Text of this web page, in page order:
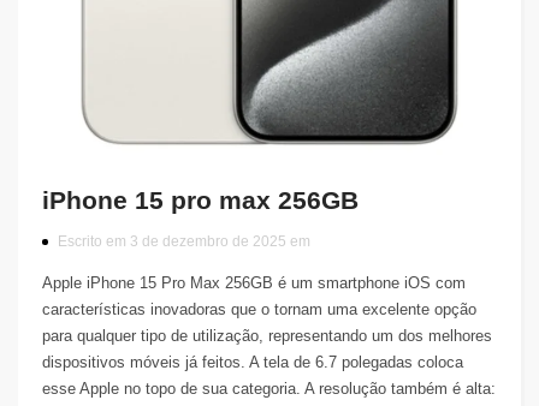
iPhone 15 pro max 256GB
Escrito em 3 de dezembro de 2025 em
Apple iPhone 15 Pro Max 256GB é um smartphone iOS com
características inovadoras que o tornam uma excelente opção
para qualquer tipo de utilização, representando um dos melhores
dispositivos móveis já feitos. A tela de 6.7 polegadas coloca
esse Apple no topo de sua categoria. A resolução também é alta: